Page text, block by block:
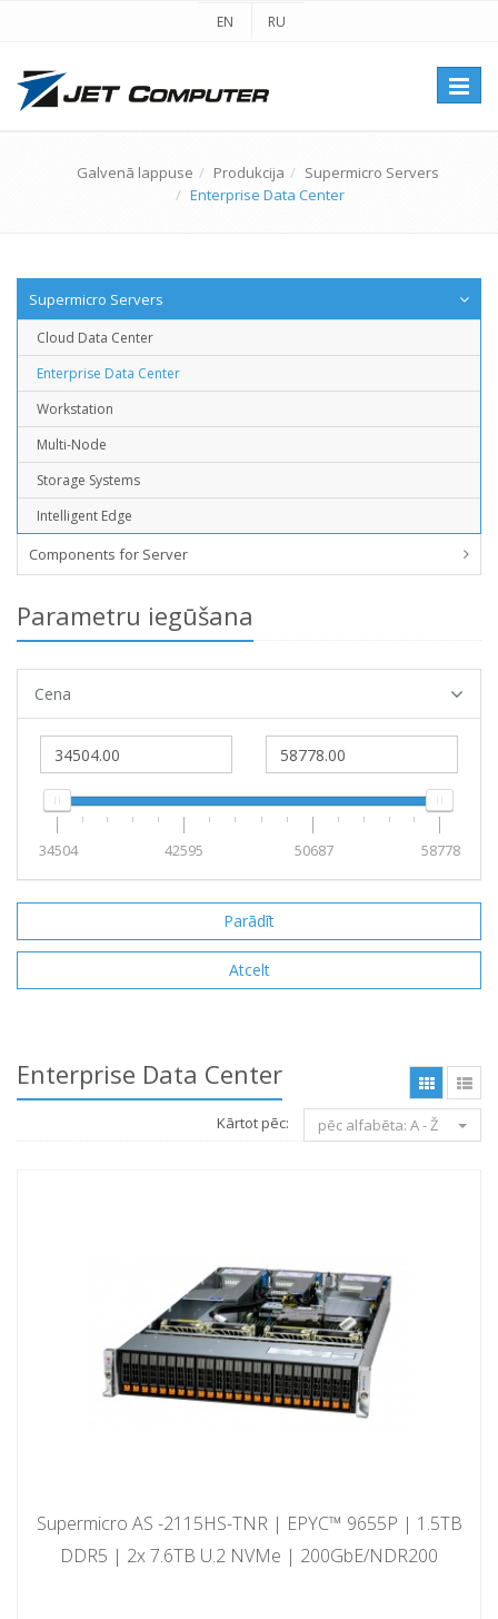
EN RU
Galvenā lappuse Produkcija
Supermicro Servers
Enterprise Data Center
Supermicro Servers
Cloud Data Center
Enterprise Data Center
Workstation
Multi-Node
Storage Systems
Intelligent Edge
Components for Server
Parametru iegūšana
Cena
34504 42595 50687 58778
Enterprise Data Center
Kārtot pēc: pēc alfabēta: A - Ž
Supermicro AS -2115HS-TNR | EPYC™ 9655P | 1.5TB
DDR5 | 2x 7.6TB U.2 NVMe | 200GbE/NDR200